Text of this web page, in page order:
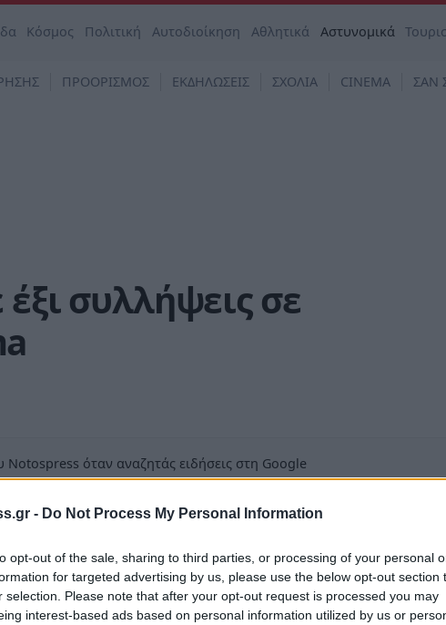
- Do Not Process My Personal Information
opt-out of the sale, sharing to third parties, or processing of your personal
for targeted advertising by us, please use the below opt-out section
selection. Please note that after your opt-out request is processed you may
interest-based ads based on personal information utilized by us or
Κόσμος Πολιτική Αυτοδιοίκηση Αθλητικά Αστυνομικά
ΠΡΟΟΡΙΣΜΟΣ ΕΚΔΗΛΩΣΕΙΣ ΣΧΟΛΙΑ CINEMA ΣΑΝ
συλλήψεις σε
όταν αναζητάς ειδήσεις στη Google
αποτελέσματα της Google